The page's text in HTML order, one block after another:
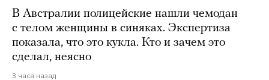
В Австралии полицейские нашли чемодан
с телом женщины в синяках. Экспертиза
показала, что это кукла. Кто и зачем это
сделал, неясно
3 часа назад